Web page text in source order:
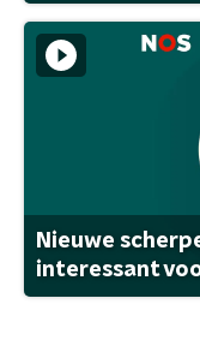
Nieuwe
interessant